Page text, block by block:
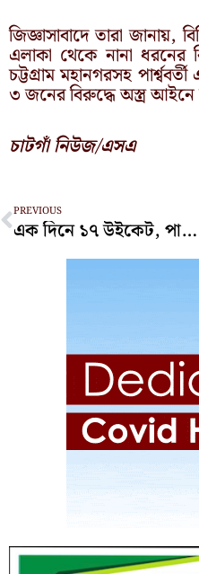
জিজ্ঞাসাবাদে তারা জানায়,
এলাকা থেকে নানা ধরনের
চট্টগ্রাম মহানগরসহ
৩ জনের বিরুদ্ধে অস্ত্র আইনে
চাটগাঁ নিউজ/এসএ
Prev
PREVIOUS
এক দিনে ১৭ উইকেট, পার্থে বোলারদের তাণ্ডব